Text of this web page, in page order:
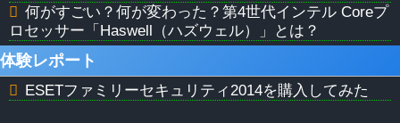
何がすごい？何が変わった？第4世代インテル Coreプ
ロセッサー「Haswell（ハズウェル）」とは？
体験レポート
ESETファミリーセキュリティ2014を購入してみた